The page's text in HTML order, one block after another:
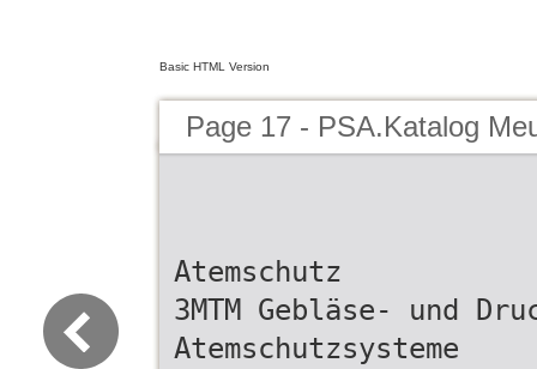
Basic HTML Version
Page 17 - PSA.Katalog
Atemschutz
3MTM Gebläse- und
Atemschutzsysteme